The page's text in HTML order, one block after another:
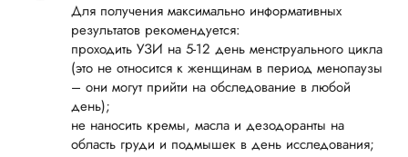
Для получения максимально информативных
результатов рекомендуется:
проходить УЗИ на 5-12 день менструального цикла
(это не относится к женщинам в период менопаузы
– они могут прийти на обследование в любой
день);
не наносить кремы, масла и дезодоранты на
область груди и подмышек в день исследования;